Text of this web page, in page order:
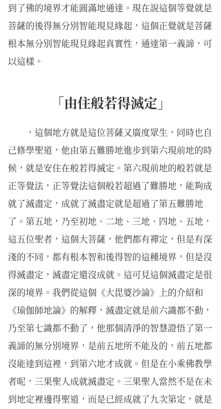
到了佛的境界才能圓滿地通達。現在說這個等覺就是
菩薩的後得無分別智能現見緣起，這個正覺就是菩薩
根本無分別智能現見緣起真實性，通達第一義諦，可
以這樣。
「由住般若得滅定」
，這個地方就是這位菩薩又廣度眾生，同時也自
己修學聖道，他由第五難勝地進步到第六現前地的時
候，就是安住在般若得滅定。第六現前地的般若就是
正等覺法，正等覺法這個般若超過了難勝地，能夠成
就了滅盡定，成就了滅盡定就是超過了第五難勝地
了。第五地，乃至初地、二地、三地、四地、五地，
這五位聖者，這個大菩薩，他們都有禪定，但是有深
淺的不同，都有根本智和後得智的這種境界，但是沒
得滅盡定，滅盡定還沒成就。這可見這個滅盡定是很
深的境界。我們從這個《大毘婆沙論》上的介紹和
《瑜伽師地論》的解釋，滅盡定就是前六識都不動，
乃至第七識都不動了，他那個清淨的智慧證悟了第一
義諦的無分別境界，是前五地所不能及的，前五地都
沒能達到這裡，到第六地才成就。但是在小乘佛教學
者呢，三果聖人成就滅盡定。三果聖人當然不是在未
到地定裡邊得聖道，而是已經成就了九次第定，就是